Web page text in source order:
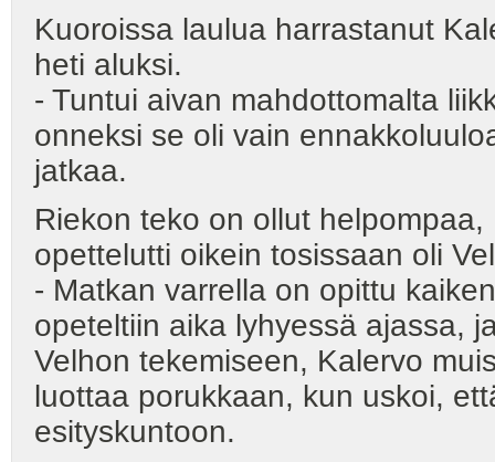
Kuoroissa laulua harrastanut
heti aluksi.
- Tuntui aivan mahdottomalta
onneksi se oli vain
jatkaa.
Riekon teko on ollut
opettelutti oikein tosissaan oli
- Matkan varrella on opittu
opeteltiin aika lyhyessä ajassa,
Velhon tekemiseen, Kalervo
luottaa porukkaan, kun uskoi,
esityskuntoon.